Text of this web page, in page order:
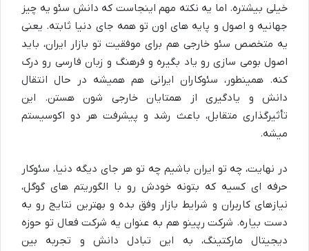
خیلی بیشتره. اما یه نکته مهم اینجاست که دانش سئو یه چیز
جهانیه و اصول و پایه های اون تو همه جای دنیا ثابته. یعنی
یه متخصص سئو خارجی هم برای موفقیت تو بازار ایران، باید
اصول بومی سازی رو یاد بگیره و فرهنگ و زبان فارسی رو درک
کنه. همینطور، سئوکاران ایرانی هم همیشه در حال انتقال
دانش و یادگیری از همتایان خارجی شون هستن. این
تأثیرگذاری متقابل، باعث رشد و پیشرفت هر دو اکوسیستم
میشه.
در نهایت، چه تو ایران باشیم چه تو هر جای دیگه دنیا، سئوکار
حرفه ای کسیه که بتونه خودش رو با الگوریتم های گوگل،
نیازهای کاربران و شرایط بازار وفق بده و بهترین نتایج رو به
دست بیاره. شرکت رپینو هم به عنوان یه شرکتفعال تو حوزه
دیجیتال مارکتینگ، به این تبادل دانش و تجربه بین